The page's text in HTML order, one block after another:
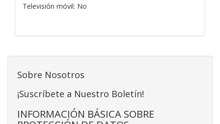
Televisión móvil: No
Sobre Nosotros
¡Suscríbete a Nuestro Boletín!
INFORMACIÓN BÁSICA SOBRE